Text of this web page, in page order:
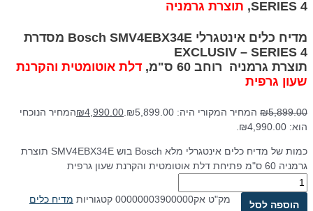
SERIES 4, תוצרת גרמניה
מדיח כלים אינטגרלי Bosch SMV4EBX34E מסדרת
EXCLUSIV – SERIES 4
תוצרת גרמניה רוחב 60 ס"מ,
דלת אוטומטית והקרנת
שעון גרפית
₪5,899.00 המחיר המקורי היה: ₪5,899.00. ₪4,990.00
המחיר הנוכחי
הוא: ₪4,990.00.
כמות של מדיח כלים אינטגרלי מלא Bosch בוש SMV4EBX34E תוצרת
גרמניה 60 ס"מ פתיחת דלת אוטומטית והקרנת שעון גרפית
הוספה לסל
מק"ט אק00000003900000 קטגוריות מדיח כלים